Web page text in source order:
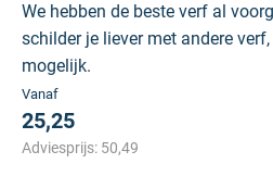
We hebben de beste verf al
schilder je liever met andere
mogelijk.
Vanaf
25,25
Adviesprijs: 50,49